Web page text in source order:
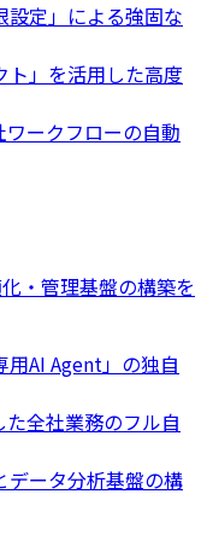
設定」による強固な
ト」を活用した高度
ークフローの自動
・管理基盤の構築を
用AI Agent」の独自
全社業務のフル自
データ分析基盤の構